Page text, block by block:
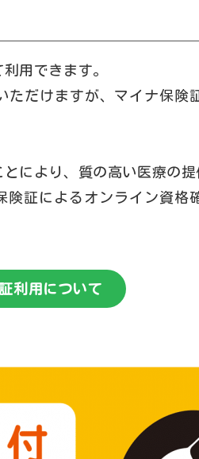
用できます。
だけますが、マイナ保険
により、質の高い医療の提
険証によるオンライン資格
利用について